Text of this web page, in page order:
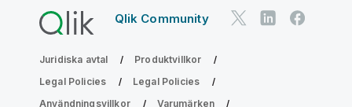
Qlik Community
Juridiska avtal
Produktvillkor
Legal Policies
Legal Policies
Användningsvillkor
Varumärken